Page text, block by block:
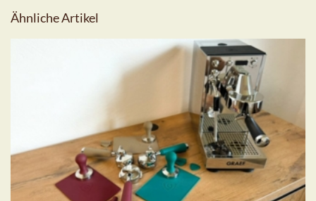
Ähnliche Artikel